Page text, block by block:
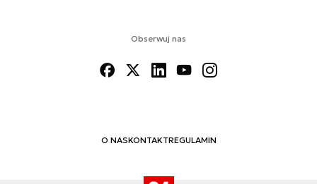
Obserwuj nas
O NASKONTAKTREGULAMIN